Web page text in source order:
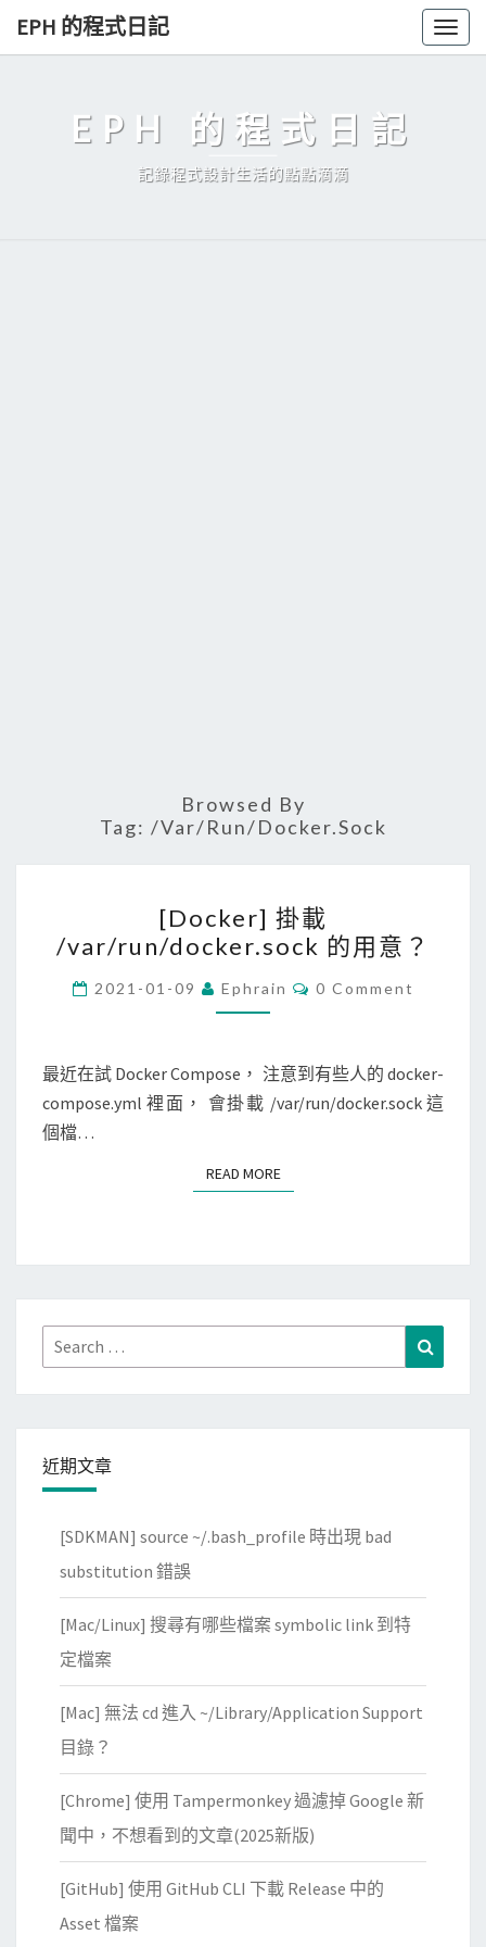
Skip
EPH 的程式日記
EPH 的程式日記
記錄程式設計生活的點點滴滴
Browsed By
Tag: /var/run/docker.sock
D
o
c
k
r
]
/
u
n
/
k
r
.
o
c
的
用
意
？
[Docker] 掛載
/var/run/docker.sock 的用意？
2021-01-09 Ephrain
C
N
T
S
0 Comment
最近在試 Docker Compose， 注意到有些人的 docker-
compose.yml 裡面， 會掛載 /var/run/docker.sock 這
個檔…
READ MOREREAD MORE
Search
for:
近期文章
[SDKMAN] source ~/.bash_profile 時出現 bad
substitution 錯誤
[Mac/Linux] 搜尋有哪些檔案 symbolic link 到特
定檔案
[Mac] 無法 cd 進入 ~/Library/Application Support
目錄？
[Chrome] 使用 Tampermonkey 過濾掉 Google 新
聞中，不想看到的文章(2025新版)
[GitHub] 使用 GitHub CLI 下載 Release 中的
Asset 檔案